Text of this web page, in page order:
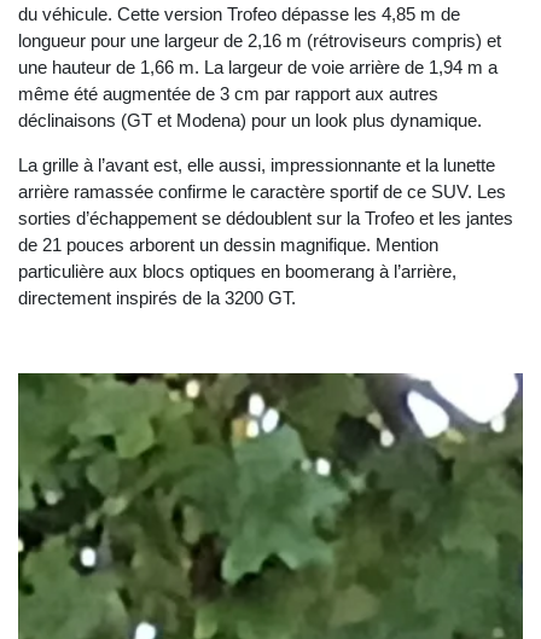
du véhicule. Cette version Trofeo dépasse les 4,85 m de
longueur pour une largeur de 2,16 m (rétroviseurs compris) et
une hauteur de 1,66 m. La largeur de voie arrière de 1,94 m a
même été augmentée de 3 cm par rapport aux autres
déclinaisons (GT et Modena) pour un look plus dynamique.
La grille à l’avant est, elle aussi, impressionnante et la lunette
arrière ramassée confirme le caractère sportif de ce SUV. Les
sorties d’échappement se dédoublent sur la Trofeo et les jantes
de 21 pouces arborent un dessin magnifique. Mention
particulière aux blocs optiques en boomerang à l’arrière,
directement inspirés de la 3200 GT.